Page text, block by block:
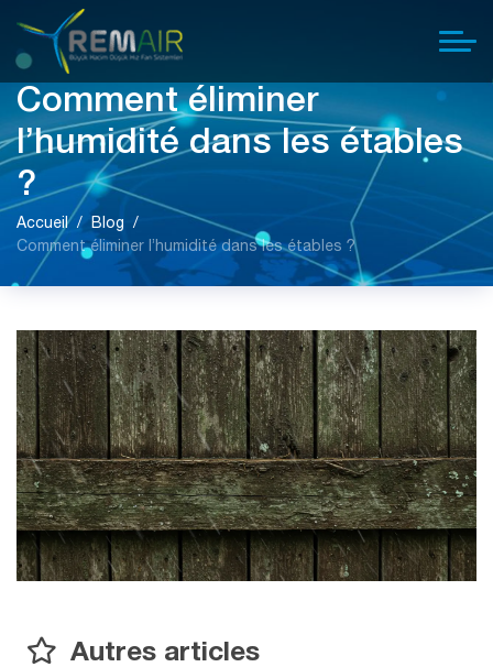
Comment éliminer
l’humidité dans les étables
?
Accueil
Blog
Comment éliminer l’humidité dans les étables ?
Autres articles